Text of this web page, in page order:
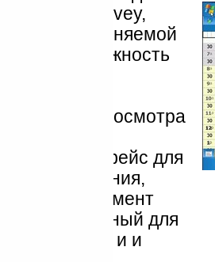
Franklin Covey,
выполняемой
возможность
пояса при
окно просмотра
экрана),
интерфейс для
использования,
инструмент
для
одной рукой и и